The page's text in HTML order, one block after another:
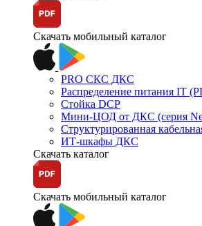
Скачать мобильный каталог
PRO СКС ДКС
Распределение питания IT
Стойка DCP
Мини-ЦОД от ДКС (серия
Структурированная
ИТ-шкафы ДКС
Скачать каталог
Скачать мобильный каталог